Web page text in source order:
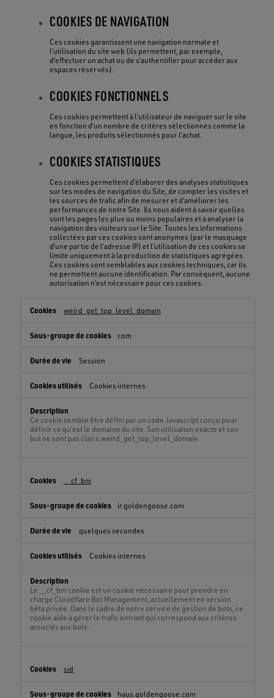
COOKIES DE NAVIGATION
Ces cookies garantissent une navigation normale et
l’utilisation du site web (ils permettent, par exemple,
d’effectuer un achat ou de s’authentifier pour accéder aux
espaces réservés).
COOKIES FONCTIONNELS
Ces cookies permettent à l’utilisateur de naviguer sur le site
en fonction d’un nombre de critères sélectionnés comme la
langue, les produits sélectionnés pour l’achat.
COOKIES STATISTIQUES
Ces cookies permettent d’élaborer des analyses statistiques
sur les modes de navigation du Site, de compter les visites et
les sources de trafic afin de mesurer et d’améliorer les
performances de notre Site. Ils nous aident à savoir quelles
sont les pages les plus ou moins populaires et à analyser la
navigation des visiteurs sur le Site. Toutes les informations
collectées par ces cookies sont anonymes (par le masquage
d’une partie de l’adresse IP) et l’utilisation de ces cookies se
limite uniquement à la production de statistiques agrégées.
Ces cookies sont semblables aux cookies techniques, car ils
ne permettent aucune identification. Par conséquent, aucune
autorisation n’est nécessaire pour ces cookies.
Techniques,Cookies
Navigation,Cookies
Statistiques
weird_get_top_level_domain
com
Session
Cookies internes
Ce cookie semble être défini par un code Javascript conçu pour
définir ce qu’est le domaine du site. Son utilisation exacte et son
but ne sont pas clairs.weird_get_top_level_domain
__cf_bm
ir.goldengoose.com
quelques secondes
Cookies internes
Le __cf_bm cookie est un cookie nécessaire pour prendre en
charge Cloudflare Bot Management, actuellement en version
bêta privée. Dans le cadre de notre service de gestion de bots, ce
cookie aide à gérer le trafic entrant qui correspond aux critères
associés aux bots.
sid
haus.goldengoose.com